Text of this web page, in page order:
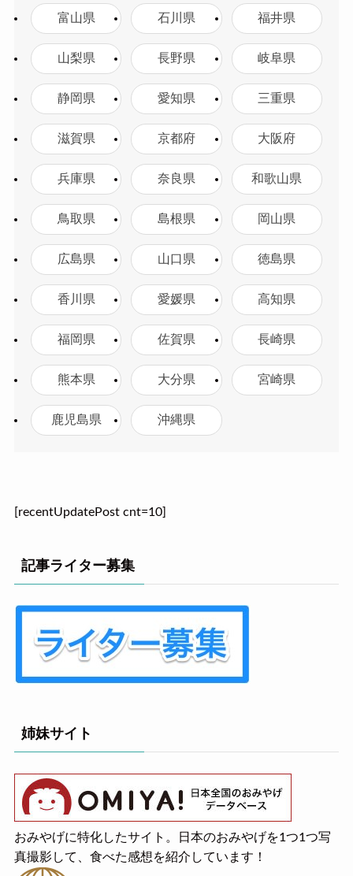
富山県 石川県 福井県
山梨県 長野県 岐阜県
静岡県 愛知県 三重県
滋賀県 京都府 大阪府
兵庫県 奈良県 和歌山県
鳥取県 島根県 岡山県
広島県 山口県 徳島県
香川県 愛媛県 高知県
福岡県 佐賀県 長崎県
熊本県 大分県 宮崎県
鹿児島県 沖縄県
[recentUpdatePost cnt=10]
記事ライター募集
姉妹サイト
おみやげに特化したサイト。日本のおみやげを1つ1つ写
真撮影して、食べた感想を紹介しています！